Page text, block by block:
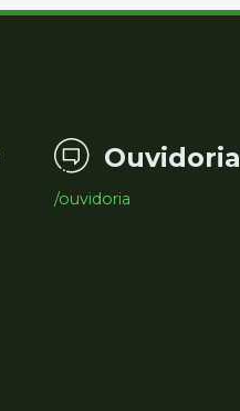
Ouvidoria
/ouvidoria